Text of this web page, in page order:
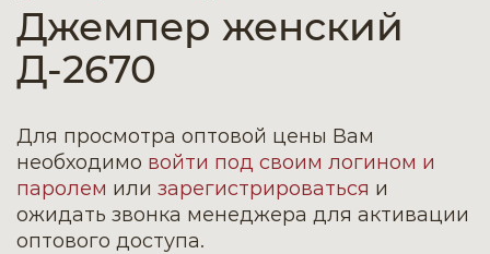
Джемпер женский
Д-2670
Для просмотра оптовой цены Вам
необходимо войти под своим логином и
паролем или зарегистрироваться и
ожидать звонка менеджера для активации
оптового доступа.